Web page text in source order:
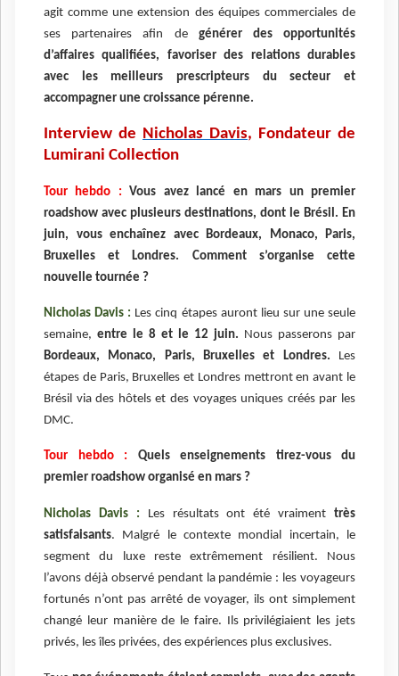
agit comme une extension des équipes commerciales de
ses partenaires afin de générer des opportunités
d’affaires qualifiées, favoriser des relations durables
avec les meilleurs prescripteurs du secteur et
accompagner une croissance pérenne.
Interview de Nicholas Davis, Fondateur de
Lumirani Collection
Tour hebdo :Vous avez lancé en mars un premier
roadshow avec plusieurs destinations, dont le Brésil. En
juin, vous enchaînez avec Bordeaux, Monaco, Paris,
Bruxelles et Londres. Comment s’organise cette
nouvelle tournée ?
Nicholas Davis : Les cinq étapes auront lieu sur une seule
semaine, entre le 8 et le 12 juin. Nous passerons par
Bordeaux, Monaco, Paris, Bruxelles et Londres. Les
étapes de Paris, Bruxelles et Londres mettront en avant le
Brésil via des hôtels et des voyages uniques créés par les
DMC.
Tour hebdo : Quels enseignements tirez-vous du
premier roadshow organisé en mars ?
Nicholas Davis : Les résultats ont été vraiment très
satisfaisants. Malgré le contexte mondial incertain, le
segment du luxe reste extrêmement résilient. Nous
l’avons déjà observé pendant la pandémie : les voyageurs
fortunés n’ont pas arrêté de voyager, ils ont simplement
changé leur manière de le faire. Ils privilégiaient les jets
privés, les îles privées, des expériences plus exclusives.